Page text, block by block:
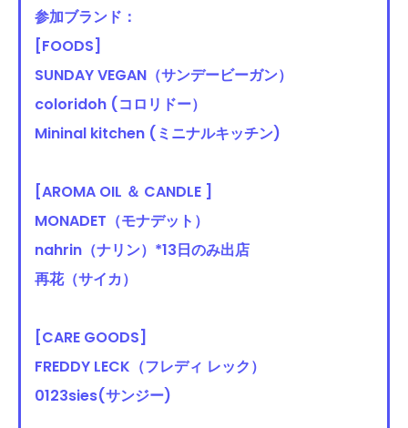
参加ブランド：
[FOODS]
SUNDAY VEGAN（サンデービーガン）
coloridoh (コロリドー）
Mininal kitchen (ミニナルキッチン)
[AROMA OIL ＆ CANDLE ]
MONADET（モナデット）
nahrin（ナリン）*13日のみ出店
再花（サイカ）
[CARE GOODS]
FREDDY LECK（フレディ レック）
0123sies(サンジー)